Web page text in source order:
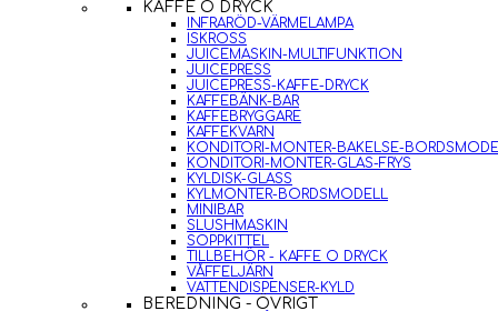
KAFFE O DRYCK
INFRARÖD-VÄRMELAMPA
ISKROSS
JUICEMASKIN-MULTIFUNKTION
JUICEPRESS
JUICEPRESS-KAFFE-DRYCK
KAFFEBÄNK-BAR
KAFFEBRYGGARE
KAFFEKVARN
KONDITORI-MONTER-BAKELSE-
KONDITORI-MONTER-GLAS-FRYS
KYLDISK-GLASS
KYLMONTER-BORDSMODELL
MINIBAR
SLUSHMASKIN
SOPPKITTEL
TILLBEHÖR - KAFFE O DRYCK
VÅFFELJÄRN
VATTENDISPENSER-KYLD
BEREDNING - ÖVRIGT